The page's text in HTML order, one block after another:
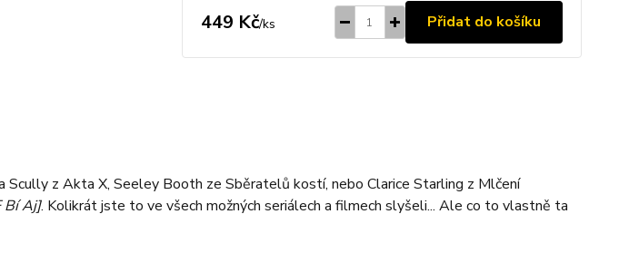
449 Kč/ks Přidat do košíku
Scully z Akta X, Seeley Booth ze Sběratelů kostí, nebo Clarice Starling z Mlčení
Bí Aj]. Kolikrát jste to ve všech možných seriálech a filmech slyšeli... Ale co to vlastně ta